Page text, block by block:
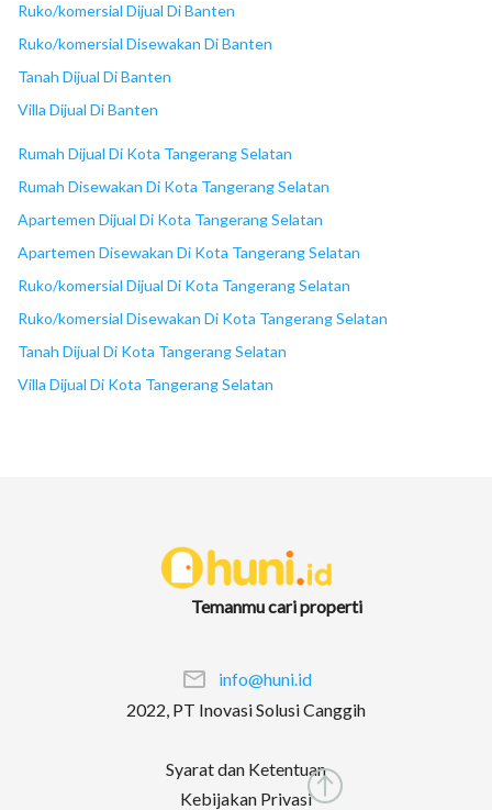
Ruko/komersial Dijual Di Banten
Ruko/komersial Disewakan Di Banten
Tanah Dijual Di Banten
Villa Dijual Di Banten
Rumah Dijual Di Kota Tangerang Selatan
Rumah Disewakan Di Kota Tangerang Selatan
Apartemen Dijual Di Kota Tangerang Selatan
Apartemen Disewakan Di Kota Tangerang Selatan
Ruko/komersial Dijual Di Kota Tangerang Selatan
Ruko/komersial Disewakan Di Kota Tangerang Selatan
Tanah Dijual Di Kota Tangerang Selatan
Villa Dijual Di Kota Tangerang Selatan
Temanmu cari properti
info@huni.id
2022, PT Inovasi Solusi Canggih
Syarat dan Ketentuan
Kebijakan Privasi